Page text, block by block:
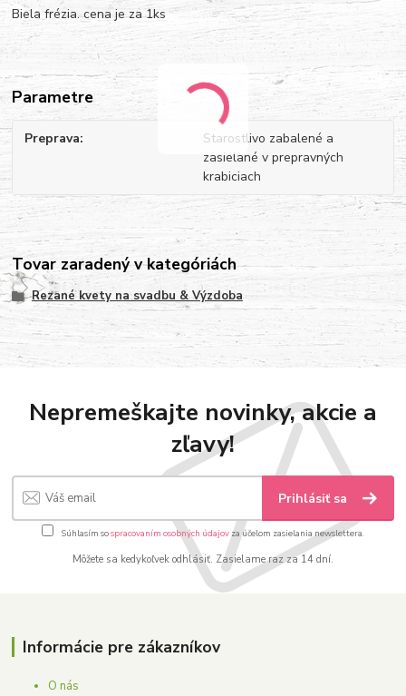
Biela frézia. cena je za 1ks
Parametre
Preprava
Starostlivo zabalené a
zasielané v prepravných
krabiciach
Tovar zaradený v kategóriách
Rezané kvety na svadbu & Výzdoba
Nepremeškajte novinky, akcie a
zľavy!
Prihlásiť sa
Súhlasím sospracovaním osobných údajov za účelom zasielania newslettera.
Môžete sa kedykoľvek odhlásiť. Zasielame raz za 14 dní.
Informácie pre zákazníkov
O nás